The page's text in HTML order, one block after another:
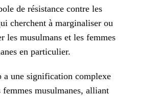
de résistance contre les
cherchent à marginaliser ou
les musulmans et les femmes
en particulier.
a une signification complexe
femmes musulmanes, alliant